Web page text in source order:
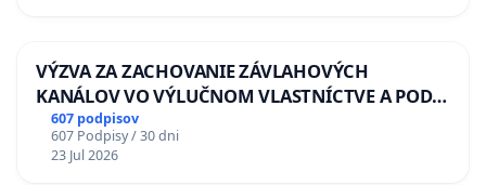
VÝZVA ZA ZACHOVANIE ZÁVLAHOVÝCH
KANÁLOV VO VÝLUČNOM VLASTNÍCTVE A POD
KONTROLOU SLOVENSKEJ REPUBLIKY & žiadosť
na riešenie zanedbaného stavu závlahových a
odvodňovacích kanálov na Slovensku
607 podpisov
607 Podpisy / 30 dni
23 Jul 2026